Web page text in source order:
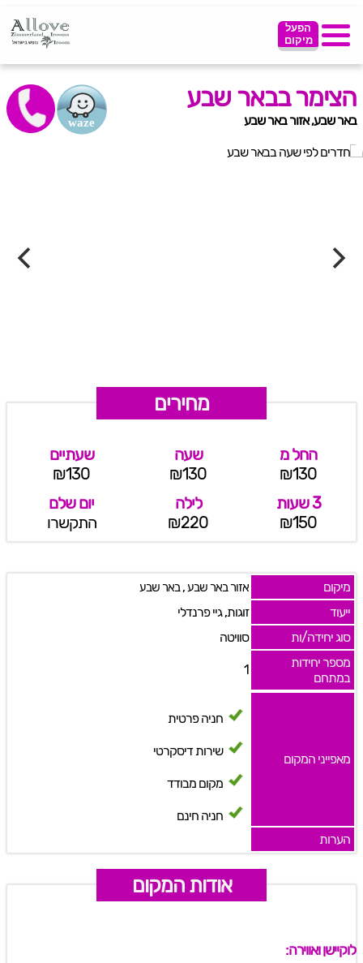
הפעל
מיקום
הצימר בבאר שבע
באר שבע, אזור באר שבע
מחירים
החל מ
₪130
שעה
₪130
שעתיים
₪130
3 שעות
₪150
לילה
₪220
יום שלם
התקשרו
מיקום אזור באר שבע,באר שבע
ייעוד
זוגות, גיי פרנדלי
סוג יחידה/ות
סוויטה
מספר יחידות
במתחם
1
מאפייני המקום
חניה פרטית
שירות דיסקרטי
מקום מבודד
חניה חינם
הערות
אודות המקום
לוקיישן ואווירה: